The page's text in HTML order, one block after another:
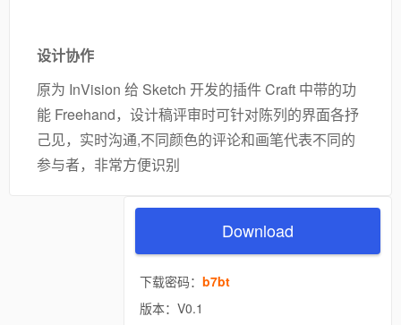
设计协作
原为 InVision 给 Sketch 开发的插件 Craft 中带的功
能 Freehand，设计稿评审时可针对陈列的界面各抒
己见，实时沟通,不同颜色的评论和画笔代表不同的
参与者，非常方便识别
Download
下载密码： b7bt
版本：V0.1